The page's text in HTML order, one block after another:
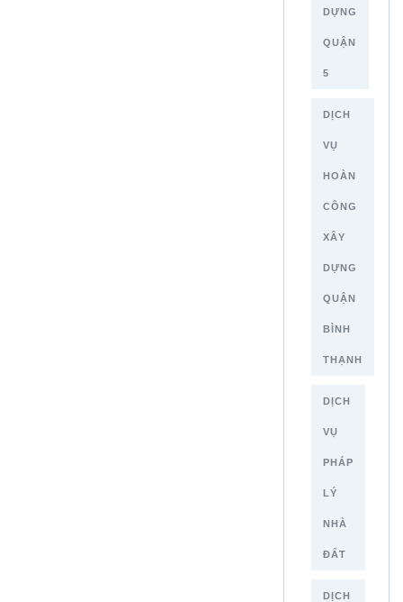
DỰNG
QUẬN
5
DỊCH
VỤ
HOÀN
CÔNG
XÂY
DỰNG
QUẬN
BÌNH
THẠNH
DỊCH
VỤ
PHÁP
LÝ
NHÀ
ĐẤT
DỊCH